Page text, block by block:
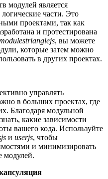
модулей является
части. Это
проектами, так как
и протестирована
, вы можете
которые затем можно
в других проектах.
управлять
в больших проектах, где
Благодаря модульной
какие зависимости
вашего кода. Используйте
и userjs, чтобы
и минимизировать
модулей.